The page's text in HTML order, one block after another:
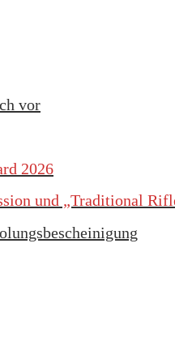
vor
2026
und „Traditional